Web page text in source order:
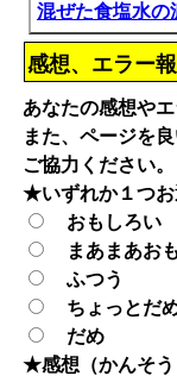
混ぜた食塩水の
感想、エラー
あなたの感想や
また、ページを
ご協力ください。
★いずれか１つお
おもしろい
まあまあお
ふつう
ちょっとだ
だめ
★感想（かんそう